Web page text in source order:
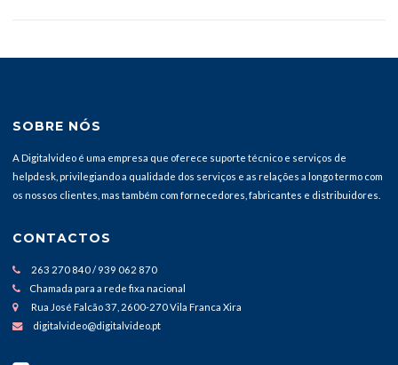
SOBRE NÓS
A Digitalvideo é uma empresa que oferece suporte técnico e serviços de
helpdesk, privilegiando a qualidade dos serviços e as relações a longo termo com
os nossos clientes, mas também com fornecedores, fabricantes e distribuidores.
CONTACTOS
263 270 840 / 939 062 870
Chamada para a rede fixa nacional
Rua José Falcão 37, 2600-270 Vila Franca Xira
digitalvideo@digitalvideo.pt